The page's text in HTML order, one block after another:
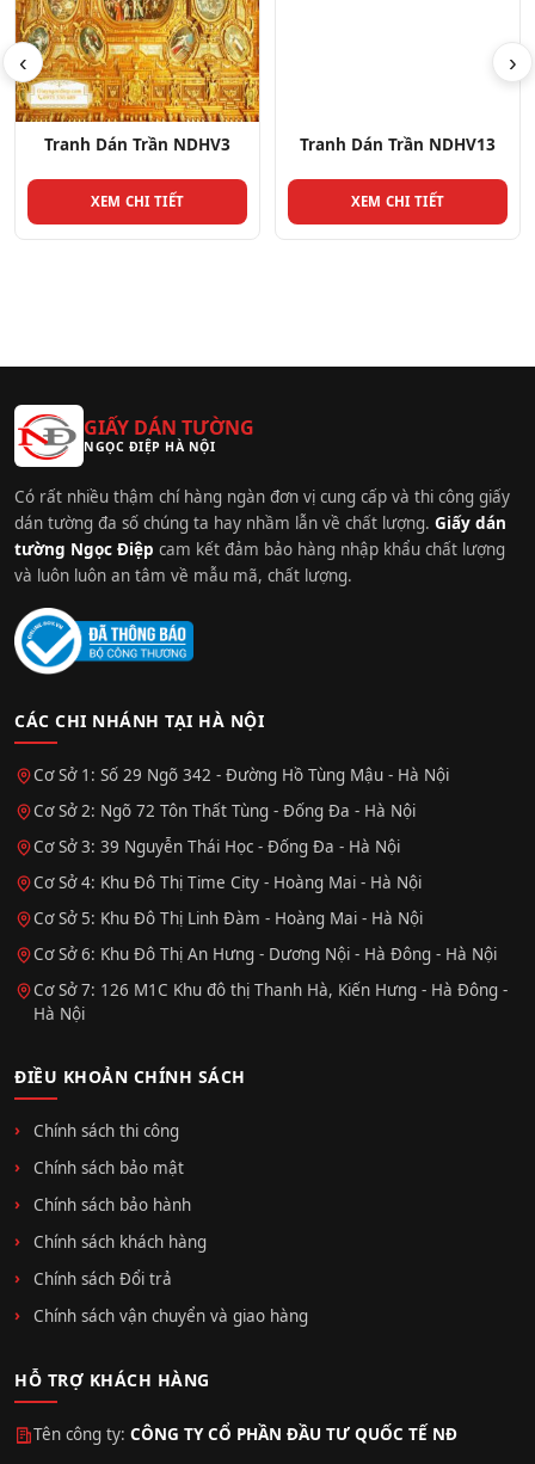
‹
Tranh Dán Trần NDHV3
XEM CHI TIẾT
Tranh Dán Trần NDHV13
XEM CHI TIẾT
›
GIẤY DÁN TƯỜNG
NGỌC ĐIỆP HÀ NỘI
Có rất nhiều thậm chí hàng ngàn đơn vị cung cấp và thi công giấy
dán tường đa số chúng ta hay nhầm lẫn về chất lượng. Giấy dán
tường Ngọc Điệp cam kết đảm bảo hàng nhập khẩu chất lượng
và luôn luôn an tâm về mẫu mã, chất lượng.
CÁC CHI NHÁNH TẠI HÀ NỘI
Cơ Sở 1: Số 29 Ngõ 342 - Đường Hồ Tùng Mậu - Hà Nội
Cơ Sở 2: Ngõ 72 Tôn Thất Tùng - Đống Đa - Hà Nội
Cơ Sở 3: 39 Nguyễn Thái Học - Đống Đa - Hà Nội
Cơ Sở 4: Khu Đô Thị Time City - Hoàng Mai - Hà Nội
Cơ Sở 5: Khu Đô Thị Linh Đàm - Hoàng Mai - Hà Nội
Cơ Sở 6: Khu Đô Thị An Hưng - Dương Nội - Hà Đông - Hà Nội
Cơ Sở 7: 126 M1C Khu đô thị Thanh Hà, Kiến Hưng - Hà Đông -
Hà Nội
ĐIỀU KHOẢN CHÍNH SÁCH
Chính sách thi công
Chính sách bảo mật
Chính sách bảo hành
Chính sách khách hàng
Chính sách Đổi trả
Chính sách vận chuyển và giao hàng
HỖ TRỢ KHÁCH HÀNG
Tên công ty: CÔNG TY CỔ PHẦN ĐẦU TƯ QUỐC TẾ NĐ